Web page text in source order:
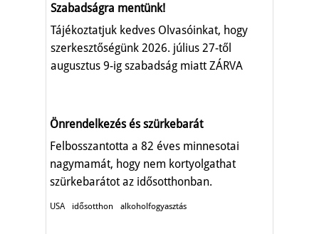
Szabadságra mentünk!
Tájékoztatjuk kedves Olvasóinkat, hogy
szerkesztőségünk 2026. július 27-től
augusztus 9-ig szabadság miatt ZÁRVA
Önrendelkezés és szürkebarát
Felbosszantotta a 82 éves minnesotai
nagymamát, hogy nem kortyolgathat
szürkebarátot az idősotthonban.
USA idősotthon alkoholfogyasztás